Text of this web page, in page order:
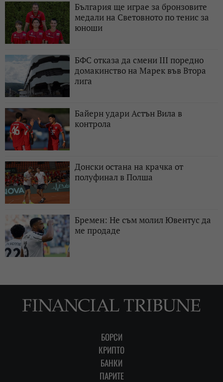
България ще играе за бронзовите
медали на Световното по тенис за
юноши
БФС отказа да смени III поредно
домакинство на Марек във Втора
лига
Байерн удари Астън Вила в
контрола
Донски остана на крачка от
полуфинал в Полша
Бремен: Не съм молил Ювентус да
ме продаде
БОРСИ
КРИПТО
БАНКИ
ПАРИТЕ